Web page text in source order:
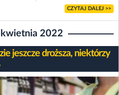
CZYTAJ DALEJ >>
2022
jeszcze droższa, niektórzy